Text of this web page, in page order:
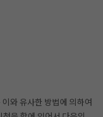
와 유사한 방법에 의하여